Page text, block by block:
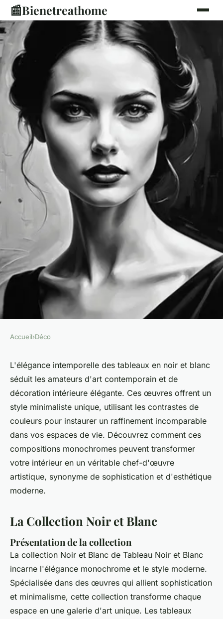
📰Bienetreathome
Élégance et raffinement :
découvrez les tableaux en noir
et blanc
Anna•10 août 2024•5 min de lecture
Accueil›Déco
L'élégance intemporelle des tableaux en noir et blanc
séduit les amateurs d'art contemporain et de
décoration intérieure élégante. Ces œuvres offrent un
style minimaliste unique, utilisant les contrastes de
couleurs pour instaurer un raffinement incomparable
dans vos espaces de vie. Découvrez comment ces
compositions monochromes peuvent transformer
votre intérieur en un véritable chef-d'œuvre
artistique, synonyme de sophistication et d'esthétique
moderne.
La Collection Noir et Blanc
Présentation de la collection
La collection Noir et Blanc de Tableau Noir et Blanc
incarne l'élégance monochrome et le style moderne.
Spécialisée dans des œuvres qui allient sophistication
et minimalisme, cette collection transforme chaque
espace en une galerie d'art unique. Les tableaux